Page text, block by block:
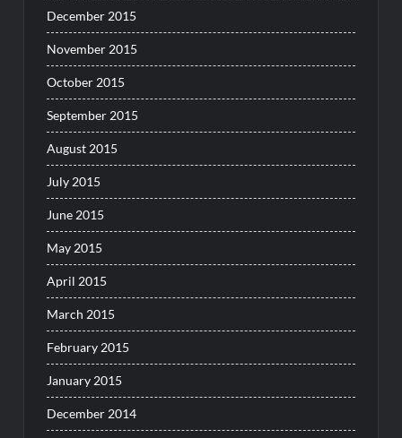
December 2015
November 2015
October 2015
September 2015
August 2015
July 2015
June 2015
May 2015
April 2015
March 2015
February 2015
January 2015
December 2014